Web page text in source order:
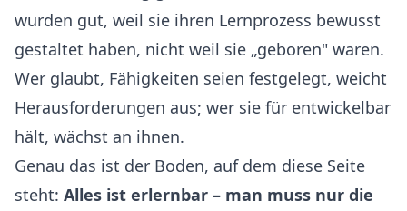
wurden gut, weil sie ihren Lernprozess bewusst
gestaltet haben, nicht weil sie „geboren" waren.
Wer glaubt, Fähigkeiten seien festgelegt, weicht
Herausforderungen aus; wer sie für entwickelbar
hält, wächst an ihnen.
Genau das ist der Boden, auf dem diese Seite
steht: Alles ist erlernbar – man muss nur die